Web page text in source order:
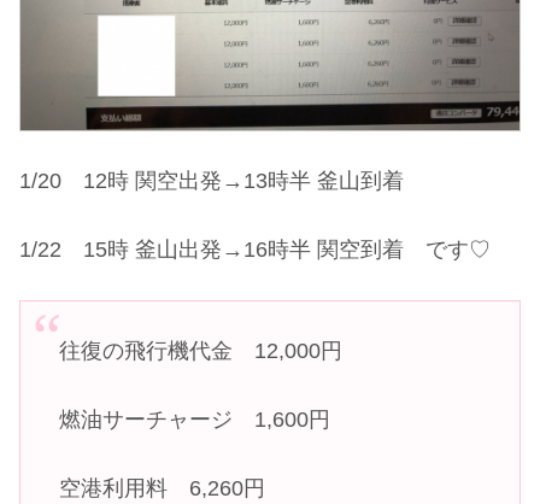
1/20 12時 関空出発→13時半 釜山到着
1/22 15時 釜山出発→16時半 関空到着 です♡
往復の飛行機代金 12,000円
燃油サーチャージ 1,600円
空港利用料 6,260円